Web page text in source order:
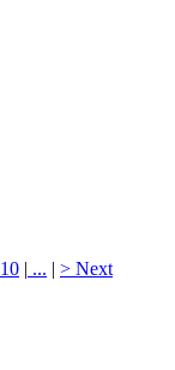
10 | ... | > Next